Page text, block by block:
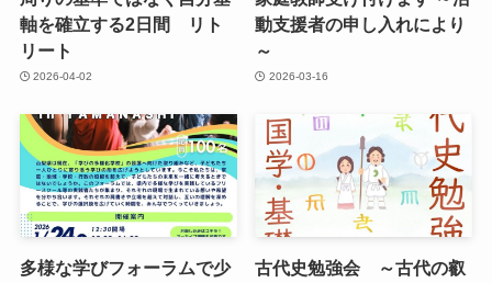
軸を確立する2日間 リト
リート
2026-04-02
動支援者の申し入れにより
～
2026-03-16
多様な学びフォーラムで少
古代史勉強会 ～古代の叡